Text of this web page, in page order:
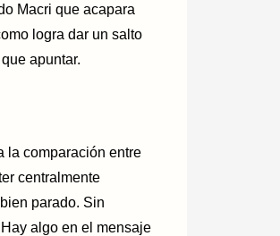
Macri que acapara
logra dar un salto
apuntar.
la comparación entre
centralmente
parado. Sin
algo en el mensaje